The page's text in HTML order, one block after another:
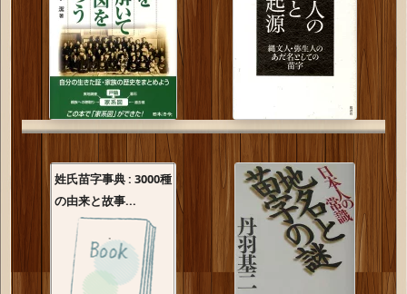
姓氏苗字事典 : 3000種
の由来と故事...